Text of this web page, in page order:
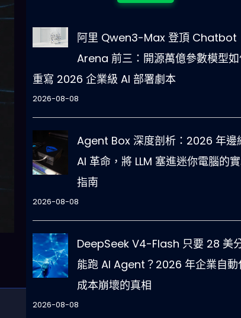
阿里 Qwen3-Max 登頂 Chatbot
Arena 前三：開源萬億參數模型
重寫 2026 企業級 AI 部署劇本
2026-08-08
Agent Box 深度剖析：2026 年邊
AI 革命，將 LLM 塞進迷你電腦的
指南
2026-08-08
DeepSeek V4-Flash 只要 28 美
能跑 AI Agent？2026 年企業自動
成本崩壞的真相
2026-08-08